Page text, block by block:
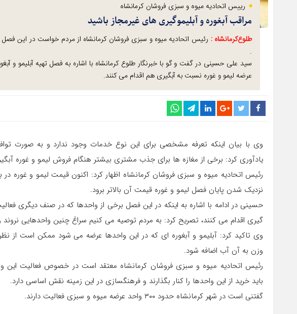
رییس اتحادیه میوه و سبزی فروشان کرمانشاه
مراقب آبغوره و آبلیموگیری های غیرمجاز باشید
طلوع‌‌کرمانشاه : رئیس اتحادیه میوه و سبزی فروشان کرمانشاه از مردم خواست در این فصل
.
سید علی حسینی در گفت و گو با خبرنگار طلوع کرمانشاه با اشاره به فصل تهیه آبلیمو و
عرضه لیمو و غوره نسبت به آبگیری هم اقدام می کنند.
وی با بیان اینکه تعرفه مشخصی برای این نوع خدمات وجود ندارد و به صورت
یادآوری کرد: برخی از مغازه ها برای جذب مشتری بیشتر هنگام فروش لیمو و غوره
رئیس اتحادیه میوه و سبزی فروشان کرمانشاه اظهار کرد: اکنون قیمت لیمو و غوره در
نزدیک شدن پایان فصل لیمو و غوره قیمت آن بالاتر برود.
حسینی در ادامه با اشاره به اینکه در این فصل برخی از واحدها که در صنف دیگری
گیری اقدام می کنند، تصریح کرد: به مردم توصیه می کنیم سراغ چنین واحدهایی نروند
وی تاکید کرد: آبلیمو و آبغوره ای که در این واحدها عرضه می شود ممکن است از نظر
وزن به آن آب اضافه شود.
رئیس اتحادیه میوه و سبزی فروشان کرمانشاه معتقد است در خصوص فعالیت این
باید خرید از این واحدها را کنار بگذارند و فرهنگسازی در این زمینه نقش اساسی دارد.
گفتنی است در شهر کرمانشاه حدود ۳۰۰ واحد عرضه میوه و سبزی فعالیت دارند.